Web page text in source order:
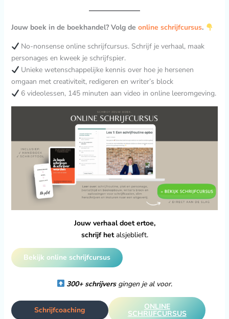
Jouw boek in de boekhandel? Volg de online schrijfcursus.
No-nonsense online schrijfcursus. Schrijf je verhaal, maak
personages en kweek je schrijfspier.
Unieke wetenschappelijke kennis over hoe je hersenen
omgaan met creativiteit, redigeren en writer’s block
6 videolessen, 145 minuten aan video in online leeromgeving.
Jouw verhaal doet ertoe,
schrijf hetalsjeblieft.
Bekijk online schrijfcursus
300+ schrijvers gingen je al voor.
Schrijfcoaching ONLINE
SCHRIJFCURSUS